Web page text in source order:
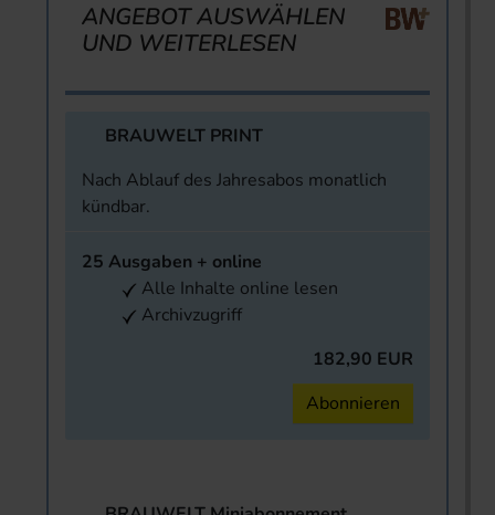
ANGEBOT AUSWÄHLEN
UND WEITERLESEN
BRAUWELT PRINT
Nach Ablauf des Jahresabos monatlich
kündbar.
25 Ausgaben + online
Alle Inhalte online lesen
Archivzugriff
182,90 EUR
Abonnieren